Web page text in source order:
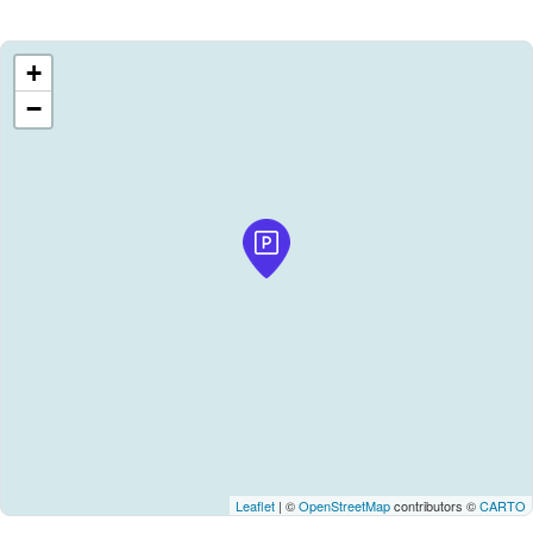
+
−
Leaflet | ©OpenStreetMapcontributors ©CARTO